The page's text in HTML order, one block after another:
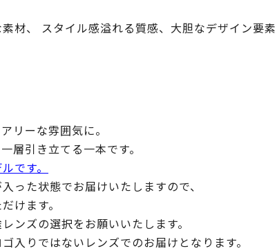
材、 スタイル感溢れる質感、大胆なデザイン要
リーな雰囲気に。
層引き立てる一本です。
です。
った状態でお届けいたしますので、
けます。
ンズの選択をお願いいたします。
入りではないレンズでのお届けとなります。